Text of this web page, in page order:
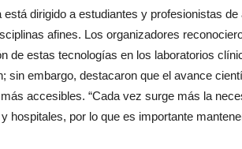
está dirigido a estudiantes y profesionistas
afines. Los organizadores
de estas tecnologías en los laboratorios
sin embargo, destacaron que el avance
accesibles. “Cada vez surge más la
hospitales, por lo que es importante